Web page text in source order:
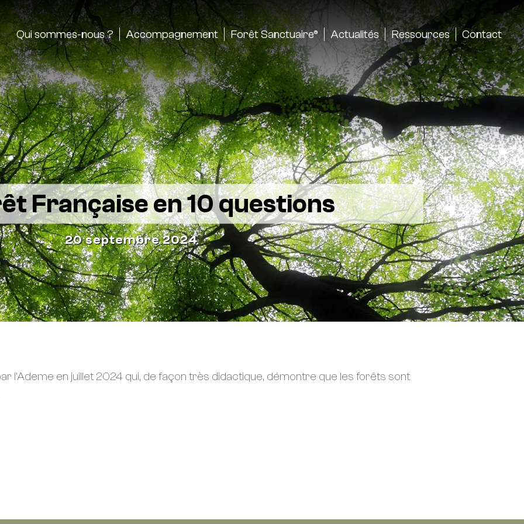
Qui sommes-nous ? Accompagnement Forêt Sanctuaire® Actualités Ressources Contact
Française en 10 questions
20 septembre 2024
l’Ademe en juillet 2024 qui, de façon très didactique, démontre que les forêts sont